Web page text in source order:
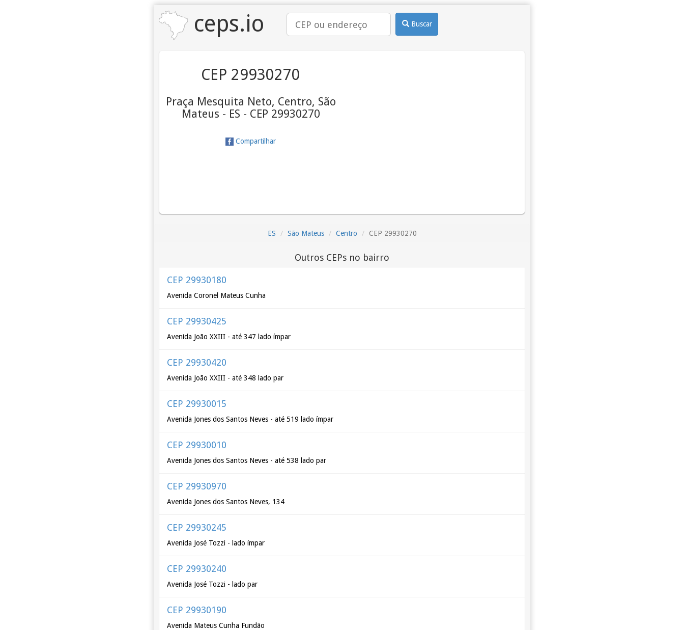
ceps.io Buscar
CEP 29930270
Praça Mesquita Neto, Centro, São
Mateus - ES - CEP 29930270
Compartilhar
ES São Mateus Centro CEP 29930270
Outros CEPs no bairro
CEP 29930180
Avenida Coronel Mateus Cunha
CEP 29930425
Avenida João XXIII - até 347 lado ímpar
CEP 29930420
Avenida João XXIII - até 348 lado par
CEP 29930015
Avenida Jones dos Santos Neves - até 519 lado ímpar
CEP 29930010
Avenida Jones dos Santos Neves - até 538 lado par
CEP 29930970
Avenida Jones dos Santos Neves, 134
CEP 29930245
Avenida José Tozzi - lado ímpar
CEP 29930240
Avenida José Tozzi - lado par
CEP 29930190
Avenida Mateus Cunha Fundão